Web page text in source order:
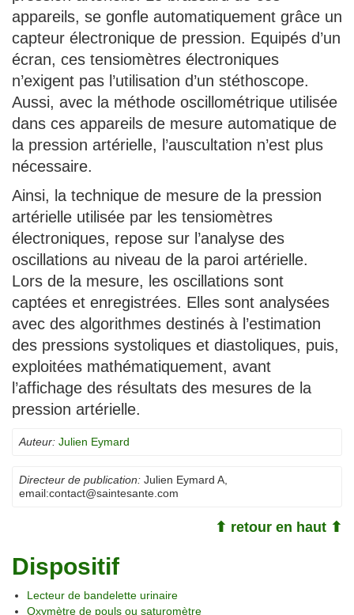
appareils, se gonfle automatiquement grâce un
capteur électronique de pression. Equipés d’un
écran, ces tensiomètres électroniques
n’exigent pas l’utilisation d’un stéthoscope.
Aussi, avec la méthode oscillométrique utilisée
dans ces appareils de mesure automatique de
la pression artérielle, l’auscultation n’est plus
nécessaire.
Ainsi, la technique de mesure de la pression
artérielle utilisée par les tensiomètres
électroniques, repose sur l’analyse des
oscillations au niveau de la paroi artérielle.
Lors de la mesure, les oscillations sont
captées et enregistrées. Elles sont analysées
avec des algorithmes destinés à l’estimation
des pressions systoliques et diastoliques, puis,
exploitées mathématiquement, avant
l’affichage des résultats des mesures de la
pression artérielle.
Auteur: Julien Eymard
Directeur de publication: Julien Eymard A
email:contact@saintesante.com
⬆ retour en haut ⬆
Dispositif
Lecteur de bandelette urinaire
Oxymètre de pouls ou saturomètre